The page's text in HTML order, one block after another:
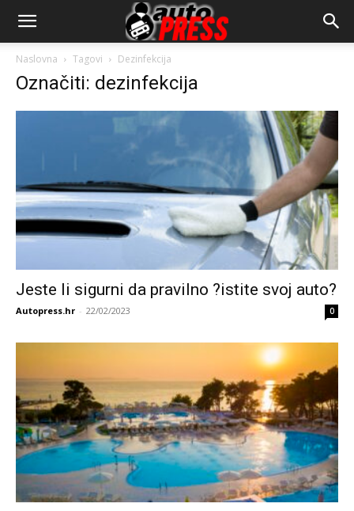
AutopressHR
Naslovna Tagovi Dezinfekcija
Označiti: dezinfekcija
Jeste li sigurni da pravilno ?istite svoj auto?
Autopress.hr - 22/02/2023 0